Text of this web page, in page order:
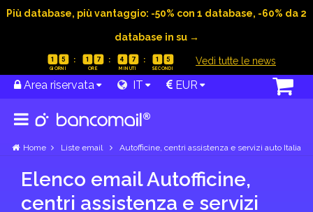
Più database, più vantaggio: -50% con 1 database, -60% da 2
database in su →
1 5 1 7 4 7 1 4 Vedi tutte le news
Area riservata IT EUR
Home Liste email Autofficine, centri assistenza e servizi auto Italia
Elenco email Autofficine,
centri assistenza e servizi